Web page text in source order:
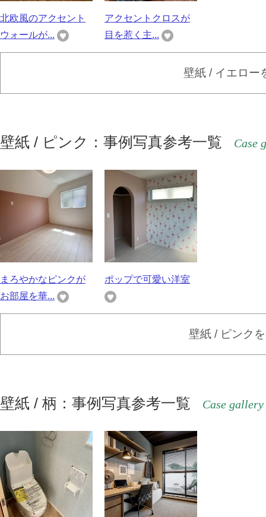
北欧風のアクセント
ウォールが...
アクセントクロスが
目を惹く主...
壁紙 / イエロー
壁紙 / ピンク：事例写真参考一覧 Case
まろやかなピンクが
お部屋を華...
ポップで可愛い洋室
壁紙 / ピンク
壁紙 / 柄：事例写真参考一覧 Case gallery